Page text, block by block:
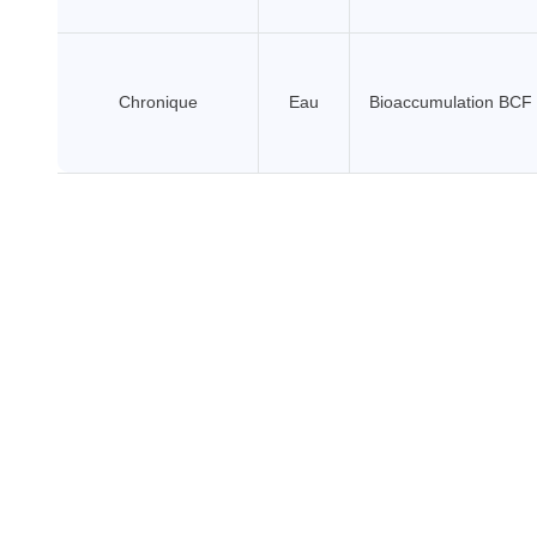
Chronique Eau Bioaccumulation BCF